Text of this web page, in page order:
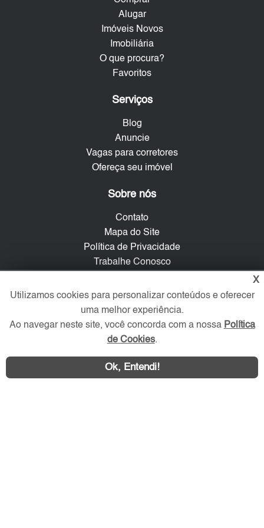
Alugar
Imóveis Novos
Imobiliária
O que procura?
Favoritos
Serviços
Blog
Anuncie
Vagas para corretores
Ofereça seu imóvel
Sobre nós
Contato
Mapa do Site
Política de Privacidade
Trabalhe Conosco
Verificada por
Redes Sociais
X
Utilizamos cookies para personalizar conteúdos e oferecer
uma melhor experiência.
Ao navegar neste site, você concorda com a nossa Política
de Cookies.
Ok, Entendi!